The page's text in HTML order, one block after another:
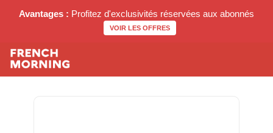
Avantages : Profitez d'exclusivités réservées aux abonnés
VOIR LES OFFRES